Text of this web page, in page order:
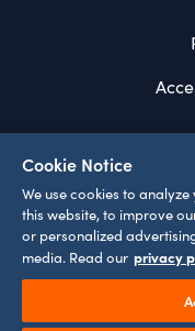
Cookie Notice
We use cookies to
this website, to improve
or personalized
media. Read our privacy